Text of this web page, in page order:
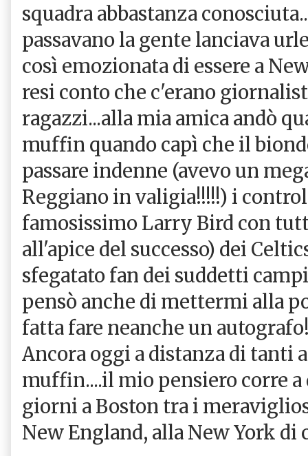
squadra abbastanza
passavano la gente lanciava
così emozionata di essere a
resi conto che c'erano
ragazzi...alla mia amica andò
muffin quando capì che il
passare indenne (avevo un
Reggiano in valigia!!!!!) i
famosissimo Larry Bird con
all'apice del successo) dei
sfegatato fan dei suddetti
pensò anche di mettermi alla
fatta fare neanche un
Ancora oggi a distanza di tanti
muffin....il mio pensiero corre a
giorni a Boston tra i
New England, alla New York di